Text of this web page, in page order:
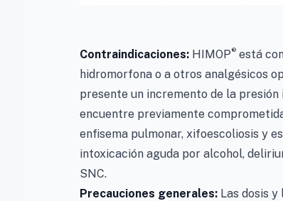
Contraindicaciones: HIMOP® está
hidromorfona o a otros analgésicos
presente un incremento de la
encuentre previamente
enfisema pulmonar, xifoescoliosis y
intoxicación aguda por alcohol,
SNC.
Precauciones generales: Las dosis